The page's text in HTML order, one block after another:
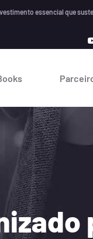
essencial que